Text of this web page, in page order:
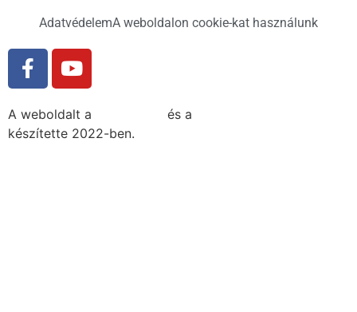
AdatvédelemA weboldalon cookie-kat használunk
A weboldalt a és a
készítette 2022-ben.